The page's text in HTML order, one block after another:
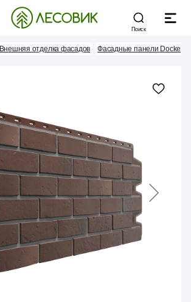
Поиск
Внешняя отделка фасадов Фасадные панели Docke